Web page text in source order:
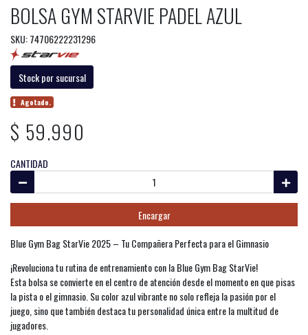
BOLSA GYM STARVIE PADEL AZUL
SKU: 74706222231296
Stock por sucursal
Agotado.
$ 59.990
CANTIDAD
Encargar
Blue Gym Bag StarVie 2025 – Tu Compañera Perfecta para el Gimnasio
¡Revoluciona tu rutina de entrenamiento con la Blue Gym Bag StarVie!
Esta bolsa se convierte en el centro de atención desde el momento en que pisas
la pista o el gimnasio. Su color azul vibrante no solo refleja la pasión por el
juego, sino que también destaca tu personalidad única entre la multitud de
jugadores.